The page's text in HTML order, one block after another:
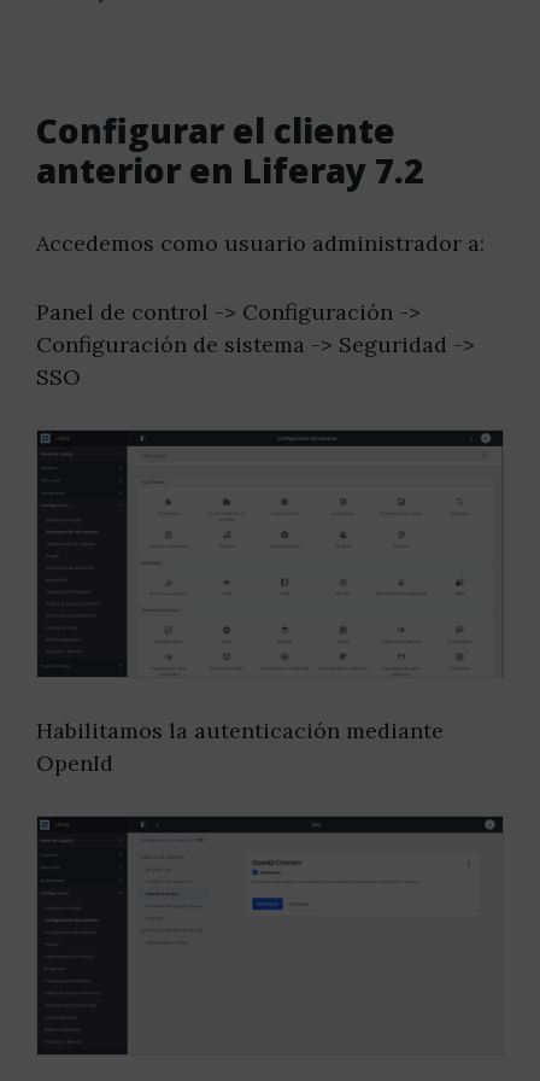
Configurar el cliente
anterior en Liferay 7.2
Accedemos como usuario administrador a:
Panel de control -> Configuración ->
Configuración de sistema -> Seguridad ->
SSO
Habilitamos la autenticación mediante
OpenId